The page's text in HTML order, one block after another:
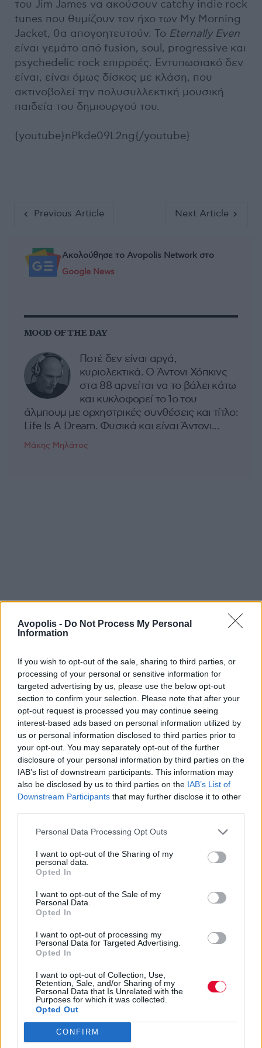
Avopolis - Do Not Process My Personal
Information
If you wish to opt-out of the sale, sharing to third parties, or
processing of your personal or sensitive information for
targeted advertising by us, please use the below opt-out
section to confirm your selection. Please note that after your
opt-out request is processed you may continue seeing
interest-based ads based on personal information utilized by
us or personal information disclosed to third parties prior to
your opt-out. You may separately opt-out of the further
disclosure of your personal information by third parties on the
IAB’s list of downstream participants. This information may
also be disclosed by us to third parties on the IAB’s List of
Downstream Participants that may further disclose it to other
Personal Data Processing Opt Outs
I want to opt-out of the Sharing of my
personal data.
Opted In
I want to opt-out of the Sale of my
Personal Data.
Opted In
I want to opt-out of processing my
Personal Data for Targeted Advertising.
Opted In
I want to opt-out of Collection, Use,
Retention, Sale, and/or Sharing of my
Personal Data that Is Unrelated with the
Purposes for which it was collected.
Opted Out
CONFIRM
του Jim James να ακούσουν catchy indie rock
tunes που θυμίζουν τον ήχο των My Morning
Jacket, θα απογοητευτούν. Το Eternally Even
είναι γεμάτο από fusion, soul, progressive και
psychedelic rock επιρροές. Εντυπωσιακό δεν
είναι, είναι όμως δίσκος με κλάση, που
ακτινοβολεί την πολυσυλλεκτική μουσική
παιδεία του δημιουργού του.
{youtube}nPkde09L2ng{/youtube}
Previous Article Next Article
Ακολούθησε το Avopolis Network στο
Google News
MOOD OF THE DAY
Ποτέ δεν είναι αργά,
κυριολεκτικά. Ο Άντονι Χόπκινς
στα 88 αρνείται να το βάλει κάτω
και κυκλοφορεί το 1ο του
άλμπουμ με ορχηστρικές συνθέσεις και τίτλο:
Life Is A Dream. Φυσικά και είναι Άντονι...
Μάκης Μηλάτος